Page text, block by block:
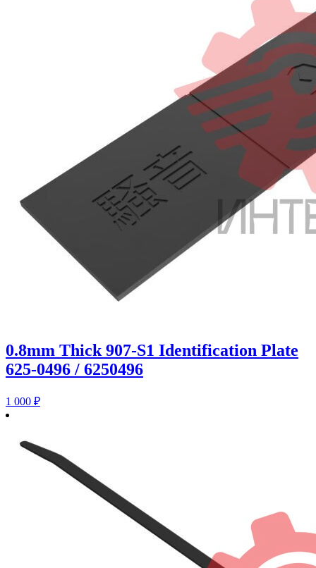
0.8mm Thick 907-S1 Identification Plate
625-0496 / 6250496
1 000 ₽